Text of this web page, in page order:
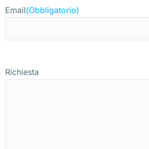
Email(Obbligatorio)
Richiesta